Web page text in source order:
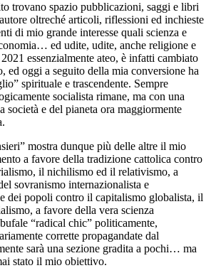
trovano spazio pubblicazioni, saggi e libri
oltreché articoli, riflessioni ed inchieste
di mio grande interesse quali scienza e
ed udite, udite, anche religione e
essenzialmente ateo, è infatti cambiato
ed oggi a seguito della mia conversione ha
spirituale e trascendente. Sempre
socialista rimane, ma con una
società e del pianeta ora maggiormente
mostra dunque più delle altre il mio
a favore della tradizione cattolica contro
il nichilismo ed il relativismo, a
sovranismo internazionalista e
dei popoli contro il capitalismo globalista, il
a favore della vera scienza
“radical chic” politicamente,
corrette propagandate dal
sarà una sezione gradita a pochi… ma
stato il mio obiettivo.